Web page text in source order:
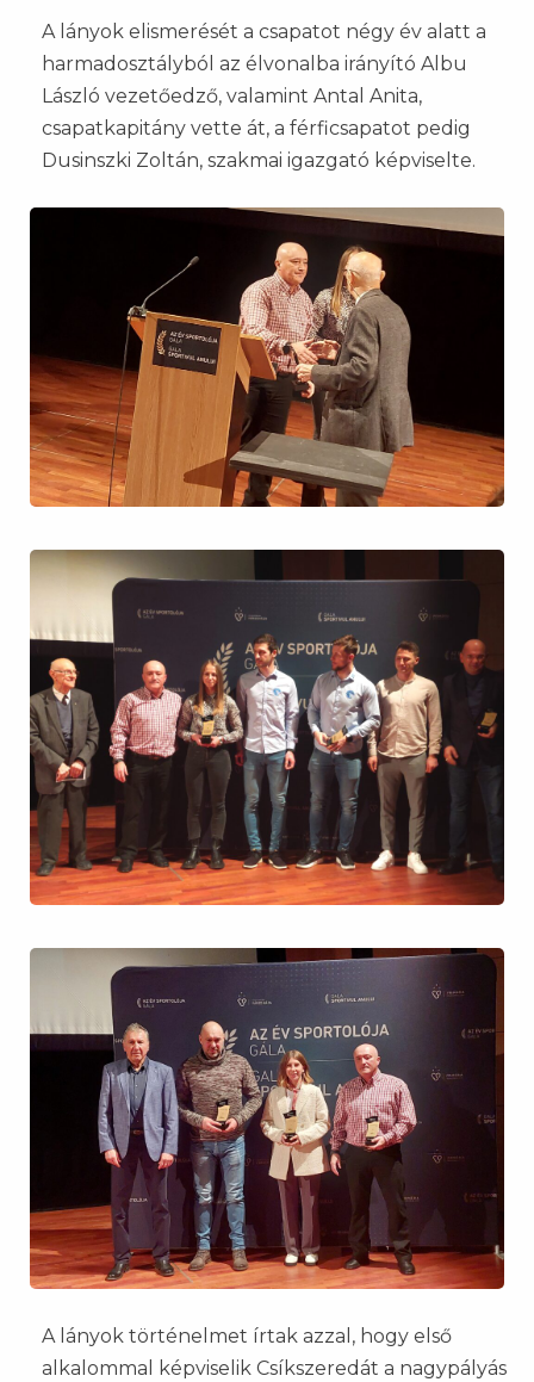
A lányok elismerését a csapatot négy év alatt a
harmadosztályból az élvonalba irányító Albu
László vezetőedző, valamint Antal Anita,
csapatkapitány vette át, a férficsapatot pedig
Dusinszki Zoltán, szakmai igazgató képviselte.
A lányok történelmet írtak azzal, hogy első
alkalommal képviselik Csíkszeredát a nagypályás